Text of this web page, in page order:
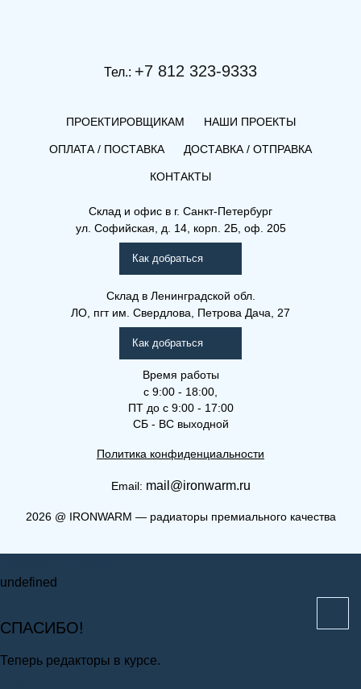
Компакт (К), (КВ), (КВЛ)
(КВ) 33-900-1400
Компакт (К), (КВ), (КВЛ)
Тел.: +7 812 323-9333
ПРОЕКТИРОВЩИКАМ НАШИ ПРОЕКТЫ
ОПЛАТА / ПОСТАВКА ДОСТАВКА / ОТПРАВКА
КОНТАКТЫ
Склад и офис в г. Санкт-Петербург
ул. Софийская, д. 14, корп. 2Б, оф. 205
Как добраться
Склад в Ленинградской обл.
ЛО, пгт им. Свердлова, Петрова Дача, 27
Как добраться
Время работы
с 9:00 - 18:00,
ПТ до с 9:00 - 17:00
СБ - ВС выходной
Политика конфиденциальности
Email: mail@ironwarm.ru
2026@ IRONWARM — радиаторы премиального качества
undefined
СПАСИБО!
Теперь редакторы в курсе.